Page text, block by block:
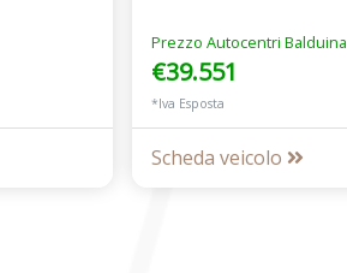
Prezzo Autocentri Balduina
€39.551
*Iva Esposta
Scheda veicolo